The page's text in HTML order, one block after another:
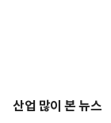
산업 많이 본 뉴스